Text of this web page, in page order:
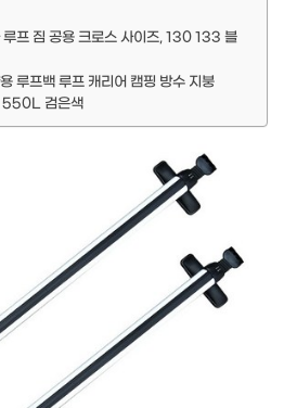
루프 짐 공용 크로스 사이즈, 130 133 블
루프백 루프 캐리어 캠핑 방수 지붕
550L 검은색